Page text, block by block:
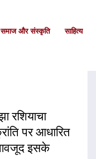
समाज और संस्कृति साहित्‍य
रशियाचा
पर आधारित
इसके